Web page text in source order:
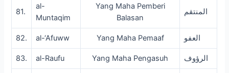
81.
al-
Muntaqim
Yang Maha Pemberi
Balasan
المنتقم
82. al-‘Afuww Yang Maha Pemaaf العفو
83. al-Raufu Yang Maha Pengasuh الرؤوف